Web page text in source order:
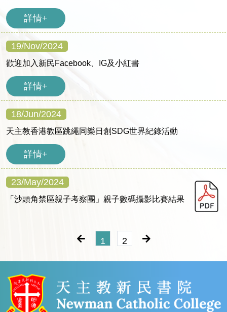
詳情+
19/Nov/2024
歡迎加入新民Facebook、IG及小紅書
詳情+
18/Jun/2024
天主教香港教區跳繩同樂日創SDG世界紀錄活動
詳情+
23/May/2024
「沙頭角禁區親子考察團」親子數碼攝影比賽結果
1 2